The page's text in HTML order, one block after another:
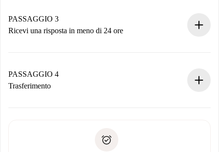
non accetta.
PASSAGGIO 3
Ricevi una risposta in meno di 24 ore
contatto con il proprietario.
Se rifiutata: non ti addebiteremo nulla e ti proporremo
Domiciliazione del pagamento
PASSAGGIO 4
Trasferimento
solo se non segnali problemi.